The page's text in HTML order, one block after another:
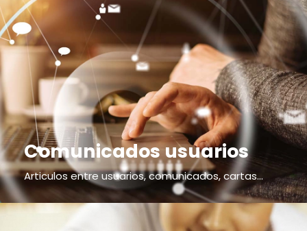
Comunicados usuarios
Articulos entre usuarios, comunicados, cartas...